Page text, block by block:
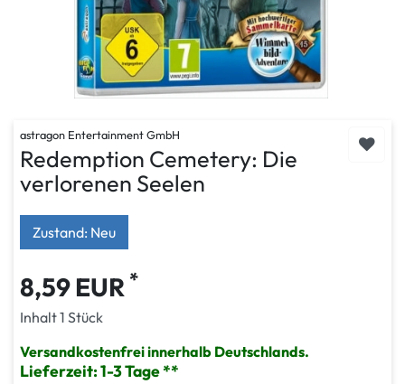
astragon Entertainment GmbH
Redemption Cemetery: Die
verlorenen Seelen
Zustand: Neu
8,59 EUR *
Inhalt1 Stück
Versandkostenfrei innerhalb Deutschlands.
Lieferzeit: 1-3 Tage